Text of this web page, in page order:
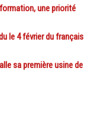
une priorité
le 4 février du français
sa première usine de